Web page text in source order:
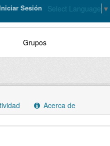
Select Language ▼
Sesión
Grupos
Acerca de